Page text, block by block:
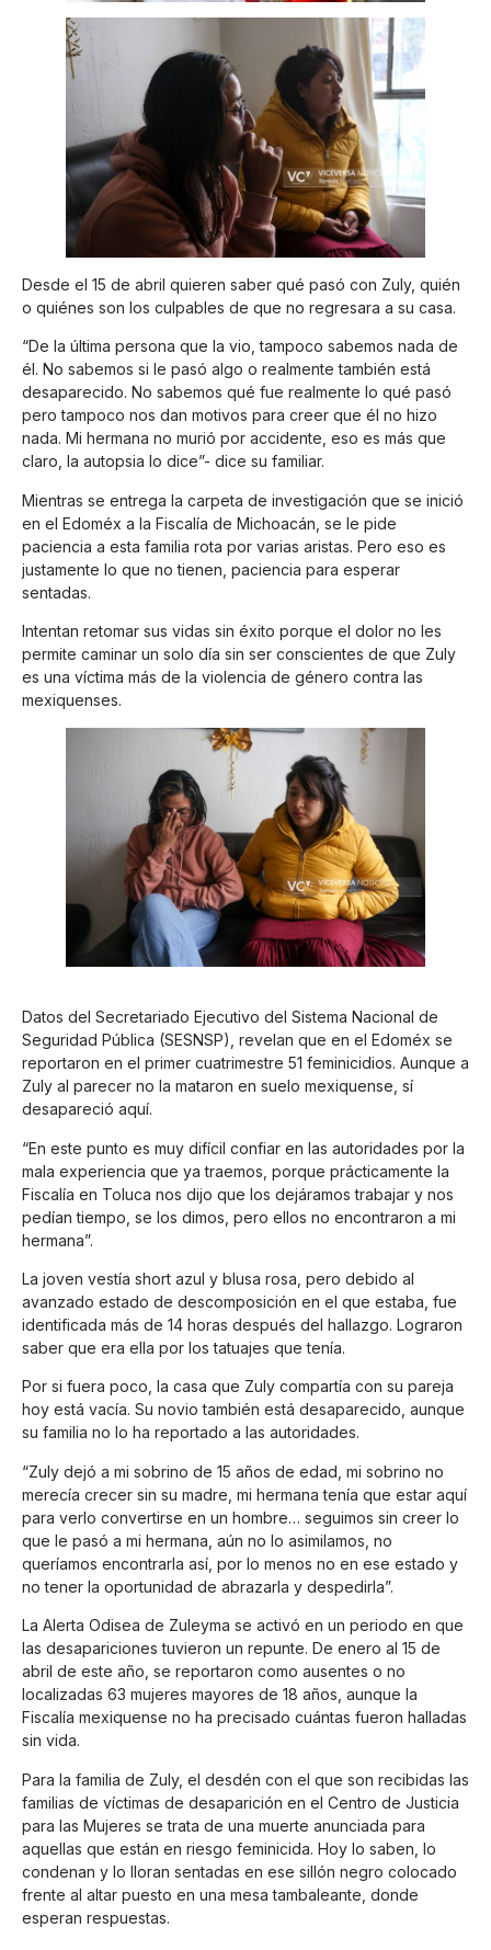
Desde el 15 de abril quieren saber qué pasó con Zuly, quién
o quiénes son los culpables de que no regresara a su casa.
“De la última persona que la vio, tampoco sabemos nada de
él. No sabemos si le pasó algo o realmente también está
desaparecido. No sabemos qué fue realmente lo qué pasó
pero tampoco nos dan motivos para creer que él no hizo
nada. Mi hermana no murió por accidente, eso es más que
claro, la autopsia lo dice”- dice su familiar.
Mientras se entrega la carpeta de investigación que se inició
en el Edoméx a la Fiscalía de Michoacán, se le pide
paciencia a esta familia rota por varias aristas. Pero eso es
justamente lo que no tienen, paciencia para esperar
sentadas.
Intentan retomar sus vidas sin éxito porque el dolor no les
permite caminar un solo día sin ser conscientes de que Zuly
es una víctima más de la violencia de género contra las
mexiquenses.
Datos del Secretariado Ejecutivo del Sistema Nacional de
Seguridad Pública (SESNSP), revelan que en el Edoméx se
reportaron en el primer cuatrimestre 51 feminicidios. Aunque a
Zuly al parecer no la mataron en suelo mexiquense, sí
desapareció aquí.
“En este punto es muy difícil confiar en las autoridades por la
mala experiencia que ya traemos, porque prácticamente la
Fiscalía en Toluca nos dijo que los dejáramos trabajar y nos
pedían tiempo, se los dimos, pero ellos no encontraron a mi
hermana”.
La joven vestía short azul y blusa rosa, pero debido al
avanzado estado de descomposición en el que estaba, fue
identificada más de 14 horas después del hallazgo. Lograron
saber que era ella por los tatuajes que tenía.
Por si fuera poco, la casa que Zuly compartía con su pareja
hoy está vacía. Su novio también está desaparecido, aunque
su familia no lo ha reportado a las autoridades.
“Zuly dejó a mi sobrino de 15 años de edad, mi sobrino no
merecía crecer sin su madre, mi hermana tenía que estar aquí
para verlo convertirse en un hombre… seguimos sin creer lo
que le pasó a mi hermana, aún no lo asimilamos, no
queríamos encontrarla así, por lo menos no en ese estado y
no tener la oportunidad de abrazarla y despedirla”.
La Alerta Odisea de Zuleyma se activó en un periodo en que
las desapariciones tuvieron un repunte. De enero al 15 de
abril de este año, se reportaron como ausentes o no
localizadas 63 mujeres mayores de 18 años, aunque la
Fiscalía mexiquense no ha precisado cuántas fueron halladas
sin vida.
Para la familia de Zuly, el desdén con el que son recibidas las
familias de víctimas de desaparición en el Centro de Justicia
para las Mujeres se trata de una muerte anunciada para
aquellas que están en riesgo feminicida. Hoy lo saben, lo
condenan y lo lloran sentadas en ese sillón negro colocado
frente al altar puesto en una mesa tambaleante, donde
esperan respuestas.